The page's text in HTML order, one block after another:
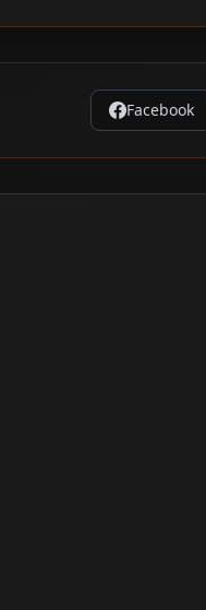
Facebook